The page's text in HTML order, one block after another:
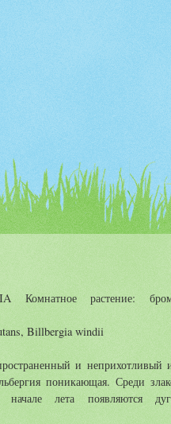
Комнатное растение:
Billbergia windii
и неприхотливый
поникающая. Среди
лета появляются